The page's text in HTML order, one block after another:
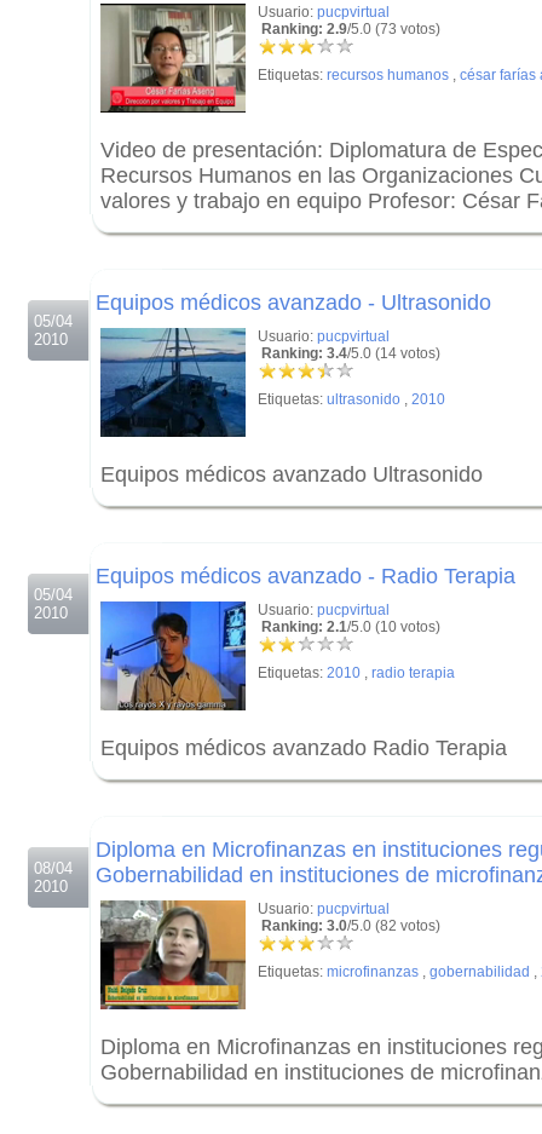
Usuario: pucpvirtual
Ranking: 2.9/5.0 (73 votos)
Etiquetas: recursos humanos , césar farías
Video de presentación: Diplomatura de
Recursos Humanos en las Organizaciones
valores y trabajo en equipo Profesor: César
05/04
2010
Equipos médicos avanzado - Ultrasonido
Usuario: pucpvirtual
Ranking: 3.4/5.0 (14 votos)
Etiquetas: ultrasonido , 2010
Equipos médicos avanzado Ultrasonido
05/04
2010
Equipos médicos avanzado - Radio Terapia
Usuario: pucpvirtual
Ranking: 2.1/5.0 (10 votos)
Etiquetas: 2010 , radio terapia
Equipos médicos avanzado Radio Terapia
08/04
2010
Diploma en Microfinanzas en instituciones
Gobernabilidad en instituciones de
Usuario: pucpvirtual
Ranking: 3.0/5.0 (82 votos)
Etiquetas: microfinanzas , gobernabilidad ,
Diploma en Microfinanzas en instituciones
Gobernabilidad en instituciones de